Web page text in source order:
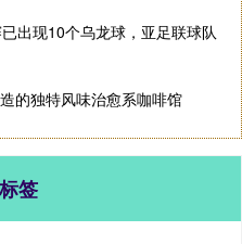
出现10个乌龙球，亚足联球队
的独特风味治愈系咖啡馆
签